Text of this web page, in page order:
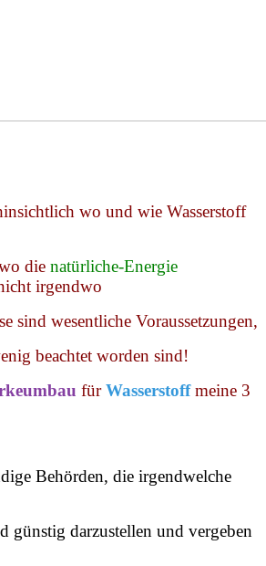
wo und wie Wasserstoff
die natürliche-Energie
irgendwo
sind wesentliche Voraussetzungen,
beachtet worden sind!
fürWasserstoffmeine 3
Behörden, die irgendwelche
günstig darzustellen und vergeben